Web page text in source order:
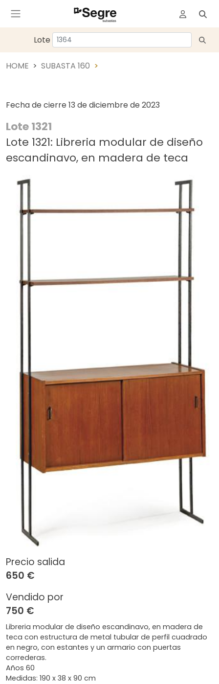
Lote
HOME SUBASTA 160
Fecha de cierre 13 de diciembre de 2023
Lote 1321
Lote 1321: Libreria modular de diseño
escandinavo, en madera de teca
Precio salida
650 €
Vendido por
750 €
Libreria modular de diseño escandinavo, en madera de
teca con estructura de metal tubular de perfil cuadrado
en negro, con estantes y un armario con puertas
correderas.
Años 60
Medidas: 190 x 38 x 90 cm